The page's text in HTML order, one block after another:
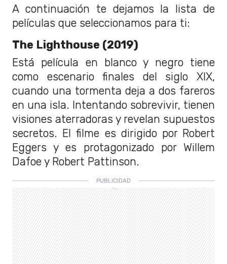
A continuación te dejamos la lista de
películas que seleccionamos para ti:
The Lighthouse (2019)
Está película en blanco y negro tiene
como escenario finales del siglo XIX,
cuando una tormenta deja a dos fareros
en una isla. Intentando sobrevivir, tienen
visiones aterradoras y revelan supuestos
secretos. El filme es dirigido por Robert
Eggers y es protagonizado por Willem
Dafoe y Robert Pattinson.